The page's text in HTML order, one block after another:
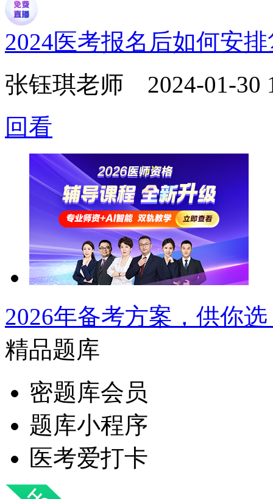
2024医考报名后如何安
张钰琪老师 2024-01-30
回看
2026年备考方案，供你
精品题库
密题库会员
题库小程序
医考爱打卡